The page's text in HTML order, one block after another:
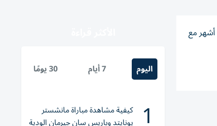
أشهر مع
اليوم 7 أيام 30 يومًا
1 كيفية مشاهدة مباراة مانشستر
يونايتد وباريس سان جيرمان الودية